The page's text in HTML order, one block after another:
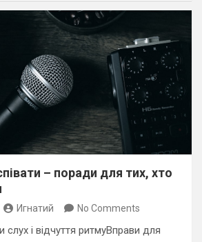
– поради для тих, хто
Игнатий No Comments
слух і відчуття ритмуВправи для